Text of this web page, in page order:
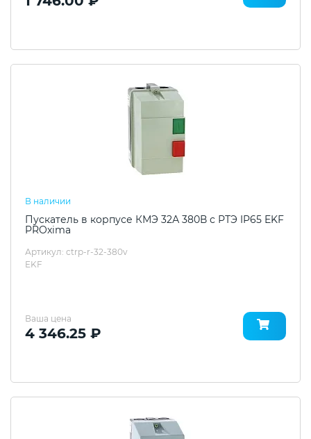
В наличии
Пускатель в корпусе КМЭ 32А 380В с РТЭ IP65 EKF
PROxima
Артикул: ctrp-r-32-380v
EKF
Ваша цена
4 346.25 ₽